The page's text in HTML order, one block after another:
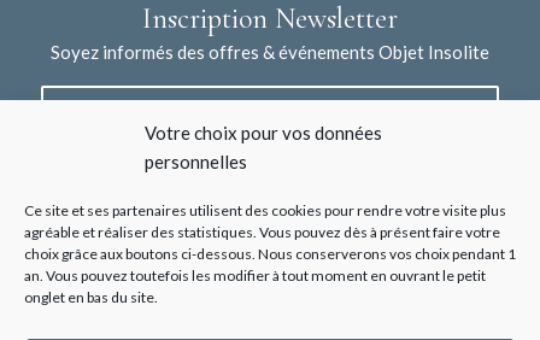
Votre choix pour vos données
personnelles
Ce site et ses partenaires utilisent des cookies pour rendre votre visite plus
agréable et réaliser des statistiques. Vous pouvez dès à présent faire votre
choix grâce aux boutons ci-dessous. Nous conserverons vos choix pendant 1
an. Vous pouvez toutefois les modifier à tout moment en ouvrant le petit
onglet en bas du site.
Inscription Newsletter
Soyez informés des offres & événements Objet Insolite
J'accepte la collecte de mes données à l'aide de ce formulaire /
Voir les mentions légales*